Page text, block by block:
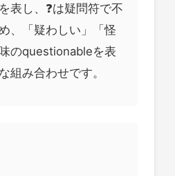
表し、❓は疑問符で不
、「疑わしい」「怪
のquestionableを表
組み合わせです。